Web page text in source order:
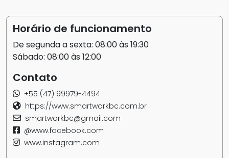
Horário de funcionamento
De segunda a sexta: 08:00 às 19:30
Sábado: 08:00 às 12:00
Contato
+55 (47) 99979-4494
https://www.smartworkbc.com.br
smartworkbc@gmail.com
@www.facebook.com
www.instagram.com